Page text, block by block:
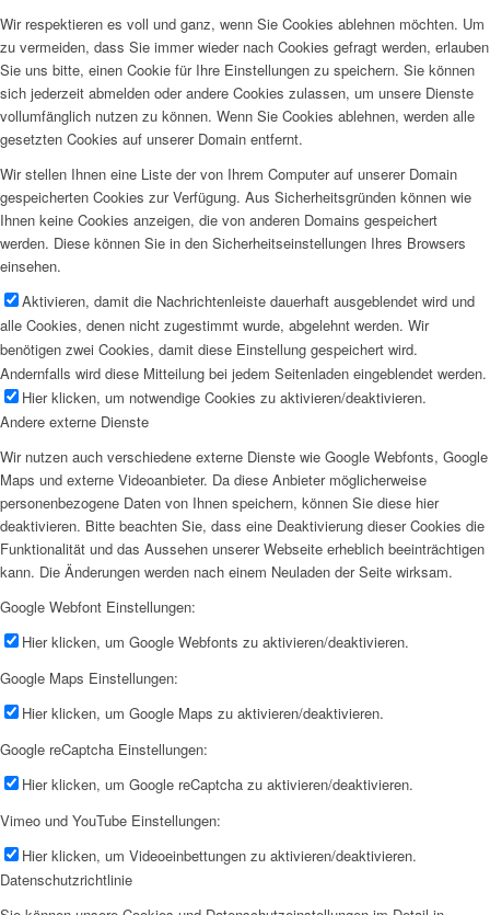
Wir respektieren es voll und ganz, wenn Sie Cookies ablehnen möchten. Um
zu vermeiden, dass Sie immer wieder nach Cookies gefragt werden, erlauben
Sie uns bitte, einen Cookie für Ihre Einstellungen zu speichern. Sie können
sich jederzeit abmelden oder andere Cookies zulassen, um unsere Dienste
vollumfänglich nutzen zu können. Wenn Sie Cookies ablehnen, werden alle
gesetzten Cookies auf unserer Domain entfernt.
Wir stellen Ihnen eine Liste der von Ihrem Computer auf unserer Domain
gespeicherten Cookies zur Verfügung. Aus Sicherheitsgründen können wie
Ihnen keine Cookies anzeigen, die von anderen Domains gespeichert
werden. Diese können Sie in den Sicherheitseinstellungen Ihres Browsers
einsehen.
Aktivieren, damit die Nachrichtenleiste dauerhaft ausgeblendet wird und
alle Cookies, denen nicht zugestimmt wurde, abgelehnt werden. Wir
benötigen zwei Cookies, damit diese Einstellung gespeichert wird.
Andernfalls wird diese Mitteilung bei jedem Seitenladen eingeblendet werden.
Hier klicken, um notwendige Cookies zu aktivieren/deaktivieren.
Andere externe Dienste
Wir nutzen auch verschiedene externe Dienste wie Google Webfonts, Google
Maps und externe Videoanbieter. Da diese Anbieter möglicherweise
personenbezogene Daten von Ihnen speichern, können Sie diese hier
deaktivieren. Bitte beachten Sie, dass eine Deaktivierung dieser Cookies die
Funktionalität und das Aussehen unserer Webseite erheblich beeinträchtigen
kann. Die Änderungen werden nach einem Neuladen der Seite wirksam.
Google Webfont Einstellungen:
Hier klicken, um Google Webfonts zu aktivieren/deaktivieren.
Google Maps Einstellungen:
Hier klicken, um Google Maps zu aktivieren/deaktivieren.
Google reCaptcha Einstellungen:
Hier klicken, um Google reCaptcha zu aktivieren/deaktivieren.
Vimeo und YouTube Einstellungen:
Hier klicken, um Videoeinbettungen zu aktivieren/deaktivieren.
Datenschutzrichtlinie